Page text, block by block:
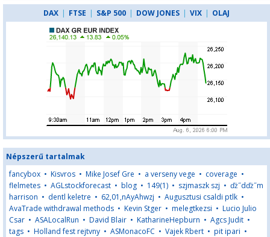
DAX | FTSE | S&P 500 | DOW JONES | VIX | OLAJ
Népszerű tartalmak
fancybox • Kisvros • Mike Josef Gre • a verseny vege • coverage •
flelmetes • AGLstockforecast • blog • 149(1) • szjmaszk szj • ďż˝dďż˝m
harrison • dentl keletre • 62,01,nAyAhwzj • Augusztusi csaldi ptlk •
AvaTrade withdrawal methods • Kevin Stger • melegtkezsi • Lucio Julio
Csar • ASALocalRun • David Blair • KatharineHepburn • Agcs Judit •
tags • Holland fest rejtvny • ASMonacoFC • Vajek Rbert • pit ipari •